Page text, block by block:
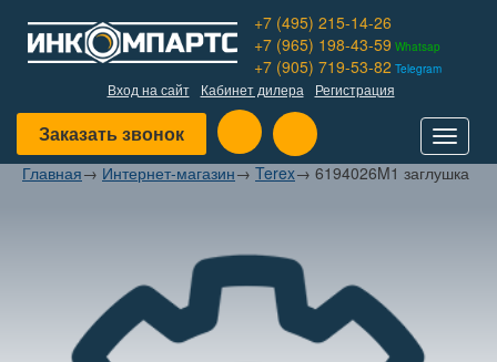
+7 (495) 215-14-26
+7 (965) 198-43-59 Whatsap
+7 (905) 719-53-82 Telegram
Вход на сайт Кабинет дилера Регистрация
Заказать звонок
Toggle
Главная→ Интернет-магазин→ Terex→ 6194026M1 заглушка